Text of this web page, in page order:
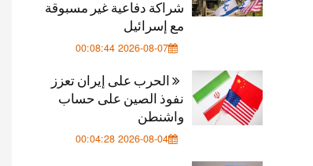
شراكة دفاعية غير مسبوقة
مع إسرائيل
2026-08-07 00:08:44
الحرب على إيران تعزز
نفوذ الصين على حساب
واشنطن
2026-08-04 00:04:28